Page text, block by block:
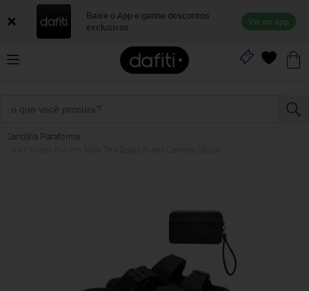
Baixe o App e ganhe descontos
exclusivos
Ver no app
Sandália Plataforma